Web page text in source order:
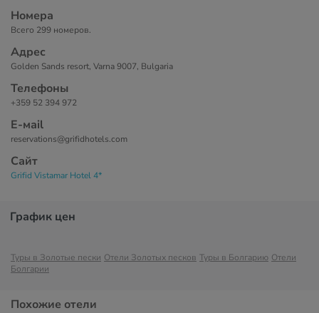
Номера
Всего 299 номеров.
Адрес
Golden Sands resort, Varna 9007, Bulgaria
Телефоны
+359 52 394 972
Е-маil
reservations@grifidhotels.com
Сайт
Grifid Vistamar Hotel 4*
График цен
Туры в Золотые пески Отели Золотых песков Туры в Болгарию Отели
Болгарии
Похожие отели